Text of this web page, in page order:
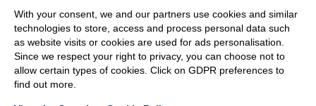
EMPRESA
ATENCIÓN AL CLIENTE
ÚNETE A NOSOTROS
TERMS & CONDITIONS
NOTES LEGALES
With your consent, we and our partners use cookies and similar
technologies to store, access and process personal data such
as website visits or cookies are used for ads personalisation.
Since we respect your right to privacy, you can choose not to
allow certain types of cookies. Click on GDPR preferences to
find out more.